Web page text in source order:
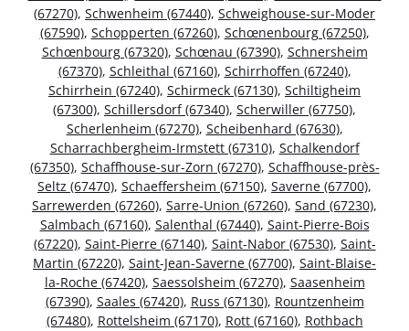
(67270), Schwenheim (67440), Schweighouse-sur-Moder
(67590), Schopperten (67260), Schœnenbourg (67250),
Schœnbourg (67320), Schœnau (67390), Schnersheim
(67370), Schleithal (67160), Schirrhoffen (67240),
Schirrhein (67240), Schirmeck (67130), Schiltigheim
(67300), Schillersdorf (67340), Scherwiller (67750),
Scherlenheim (67270), Scheibenhard (67630),
Scharrachbergheim-Irmstett (67310), Schalkendorf
(67350), Schaffhouse-sur-Zorn (67270), Schaffhouse-près-
Seltz (67470), Schaeffersheim (67150), Saverne (67700),
Sarrewerden (67260), Sarre-Union (67260), Sand (67230),
Salmbach (67160), Salenthal (67440), Saint-Pierre-Bois
(67220), Saint-Pierre (67140), Saint-Nabor (67530), Saint-
Martin (67220), Saint-Jean-Saverne (67700), Saint-Blaise-
la-Roche (67420), Saessolsheim (67270), Saasenheim
(67390), Saales (67420), Russ (67130), Rountzenheim
(67480), Rottelsheim (67170), Rott (67160), Rothbach